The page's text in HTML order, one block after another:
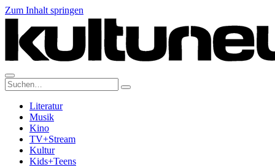
Zum Inhalt springen
Suche:
Literatur
Musik
Kino
TV+Stream
Kultur
Kids+Teens